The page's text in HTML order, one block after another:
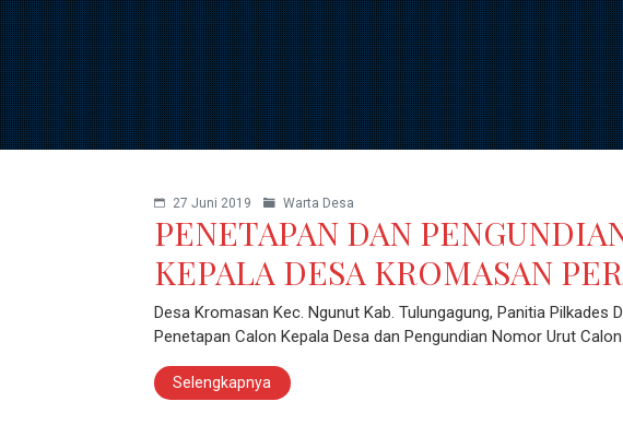
27 Juni 2019 Warta Desa
PENETAPAN DAN
KEPALA DESA KROMASAN
Desa Kromasan Kec. Ngunut Kab. Tulungagung, Panitia
Penetapan Calon Kepala Desa dan Pengundian Nomor Urut
Selengkapnya